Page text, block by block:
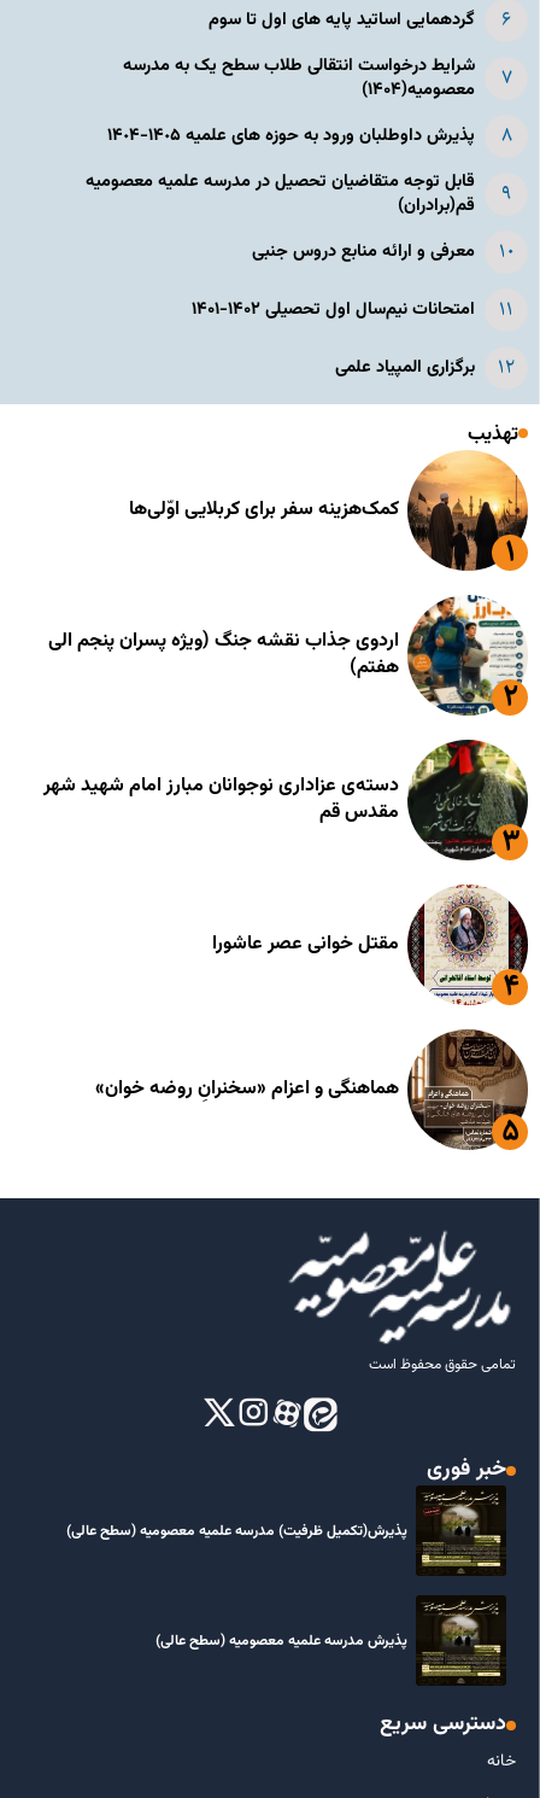
گردهمایی اساتید پایه های اول تا سوم
شرایط درخواست انتقالی طلاب سطح یک به مدرسه
معصومیه(۱۴۰۴)
پذیرش داوطلبان ورود به حوزه های علمیه ١۴٠۵-١۴٠۴
قابل توجه متقاضیان تحصیل در مدرسه علمیه معصومیه
قم(برادران)
معرفی و ارائه منابع دروس جنبی
امتحانات نیم‌سال اول تحصیلی ۱۴۰۲-۱۴۰۱
برگزاری المپیاد علمی
تهذیب
کمک‌هزینه سفر برای کربلایی اوّلی‌ها
اردوی جذاب نقشه جنگ (ویژه پسران پنجم الی
هفتم)
دسته‌ی عزاداری نوجوانان مبارز امام شهید شهر
مقدس قم
مقتل خوانی عصر عاشورا
هماهنگی و اعزام «سخنرانِ روضه خوان»
تمامی حقوق محفوظ است
خبر فوری
پذیرش(تکمیل ظرفیت) مدرسه علمیه معصومیه‌ (سطح عالی)
پذیرش مدرسه علمیه معصومیه‌ (سطح عالی)
دسترسی سریع
خانه